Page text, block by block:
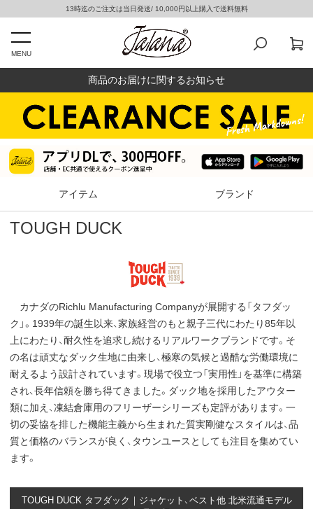
13時迄のご注文は当日発送/ 10,000円以上購入で送料無料
MENU
商品のお届けに関するお知らせ
アイテム ブランド
TOUGH DUCK
カナダのRichlu Manufacturing Companyが展開する「タフダッ
ク」。1939年の誕生以来、家族経営のもと親子三代にわたり85年以
上にわたり、耐久性を追求し続けるリアルワークブランドです。そ
の名は頑丈なダック生地に由来し、極寒の気候と過酷な労働環境に
耐えるよう設計されています。現場で役立つ「実用性」を基準に構築
され、長年信頼を勝ち得てきました。ダック地を採用したアウター
類に加え、凍結倉庫用のフリーザーシリーズも定評があります。一
切の妥協を排した機能主義から生まれた質実剛健なスタイルは、品
質と価格のバランスが良く、タウンユースとしても注目を集めてい
ます。
TOUGH DUCK タフダック｜ジャケット、ベスト他 北米流通モデル